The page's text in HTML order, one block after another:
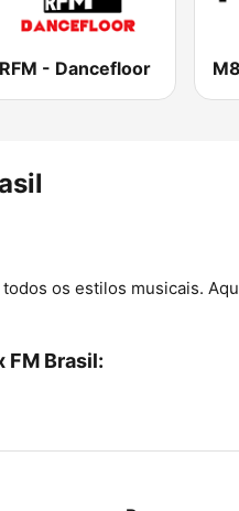
RFM - Dancefloor
os estilos musicais.
FM Brasil: